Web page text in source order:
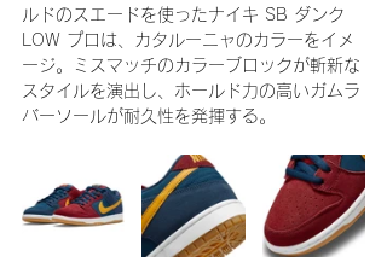
ルドのスエードを使ったナイキ SB ダンク
LOW プロは、カタルーニャのカラーをイメ
ージ。ミスマッチのカラーブロックが斬新な
スタイルを演出し、ホールド力の高いガムラ
バーソールが耐久性を発揮する。